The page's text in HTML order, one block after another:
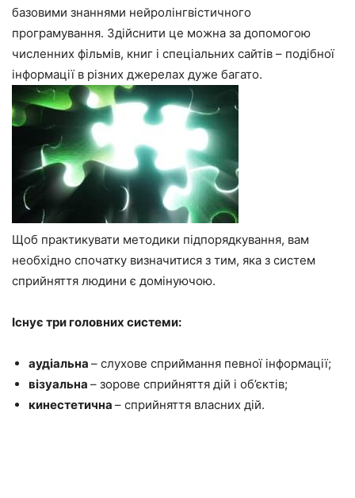
базовими знаннями нейролінгвістичного
програмування. Здійснити це можна за допомогою
численних фільмів, книг і спеціальних сайтів – подібної
інформації в різних джерелах дуже багато.
Щоб практикувати методики підпорядкування, вам
необхідно спочатку визначитися з тим, яка з систем
сприйняття людини є домінуючою.
Існує три головних системи:
аудіальна – слухове сприймання певної інформації;
візуальна – зорове сприйняття дій і об’єктів;
кинестетична – сприйняття власних дій.